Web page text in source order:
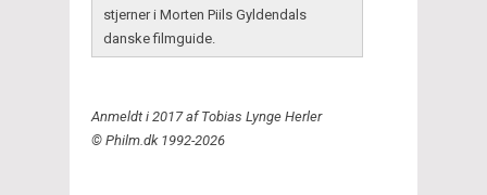
stjerner i Morten Piils Gyldendals
danske filmguide.
Anmeldt i 2017 af Tobias Lynge Herler
© Philm.dk 1992-2026